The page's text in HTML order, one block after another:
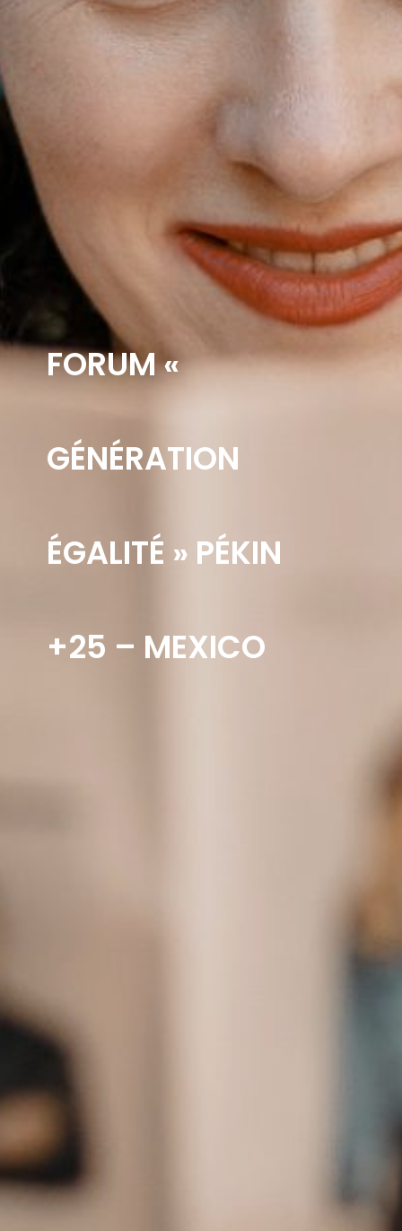
FORUM «
GÉNÉRATION
ÉGALITÉ » PÉKIN
+25 – MEXICO